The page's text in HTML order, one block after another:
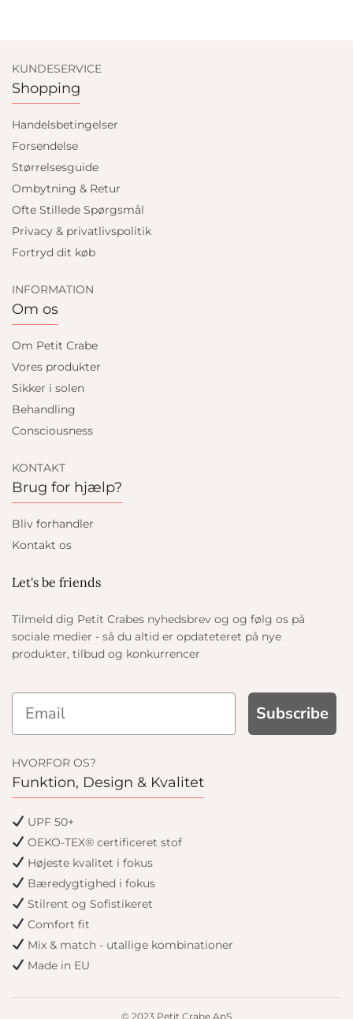
KUNDESERVICE
Shopping
Handelsbetingelser
Forsendelse
Størrelsesguide
Ombytning & Retur
Ofte Stillede Spørgsmål
Privacy & privatlivspolitik
Fortryd dit køb
INFORMATION
Om os
Om Petit Crabe
Vores produkter
Sikker i solen
Behandling
Consciousness
KONTAKT
Brug for hjælp?
Bliv forhandler
Kontakt os
Let's be friends
Tilmeld dig Petit Crabes nyhedsbrev og og følg os på
sociale medier - så du altid er opdateteret på nye
produkter, tilbud og konkurrencer
Subscribe
HVORFOR OS?
Funktion, Design & Kvalitet
UPF 50+
OEKO-TEX® certificeret stof
Højeste kvalitet i fokus
Bæredygtighed i fokus
Stilrent og Sofistikeret
Comfort fit
Mix & match - utallige kombinationer
Made in EU
© 2023 Petit Crabe ApS